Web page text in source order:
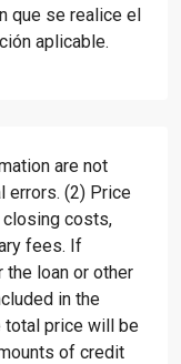
que se realice el
aplicable.
are not
errors. (2) Price
costs,
fees. If
the loan or other
in the
total price will be
of credit